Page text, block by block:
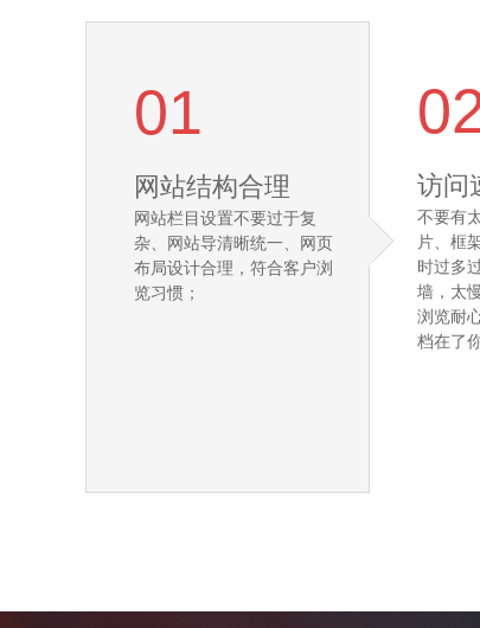
01
网站结构合理
网站栏目设置不要过于复
杂、网站导清晰统一、网页
布局设计合理，符合客户浏
览习惯；
访问
不要有
片、框
时过多
墙，太
浏览耐
档在了